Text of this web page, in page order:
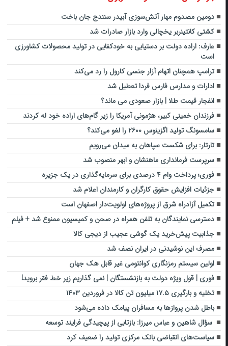
دومین مصدوم مهار آتش‌سوزی آبیدر سنندج جان باخت
کشتی کانتینربر یخچالی وارد بازار صادرات شد
عارف: اراده دولت بر دستیابی به خودکفایی در تولید محصولات کشاورزی
است
ترامپ همچنان اتهام آزار جنسی کارول را رد می‌کند
ادارات و مدارس فارس فردا تعطیل شد
انفجار قیمت طلا | بازار صعودی می ماند؟
فرزندان خمینی کبیر، هژمونی آمریکا را زیر گام‌های اراده خود له کردند
سامسونگ تولید اگزینوس ۲۶۰۰ را لغو می‌کند؟
تارتار: برای شکست سپاهان به میدان می‌رویم
سرپرست فرمانداری ماهنشان و ابهر منصوب شد
فوری؛ پرداخت وام ۴ درصدی برای سرمایه‌گذاری در یک جزیره
جزئیات افزایش حقوق کارگران و کارمندان اعلام شد
تکمیل آزادراه شرق از پروژه‌های اولویت‌دار اصفهان است
دسترسی نمایندگان به تلفن همراه در صحن و کمیسیون ممنوع شد + فیلم
جذابیت پیش‌خرید یک گوشی عجیب از دیجی کالا
مصرف این نوشیدنی در ایران نصف شد
اولین سیستم رمزنگاری کوانتومی غیر قابل هک جهان
فوری | قول ویژه دولت به بازنشستگان | نمی گذاریم زیر خط فقر بروید!
تخلیه‌ و بارگیری ۱۷.۵ میلیون تن کالا در فروردین ۱۴۰۳
باطل شدن پروازها به مسافران پیامک داده می‌شود
سؤال شاهین و عباس میرزا: بازتابی از پیچیدگی فرایند توسعه
سیاست‌های انقباضی بانک مرکزی تولید را ضعیف کرد